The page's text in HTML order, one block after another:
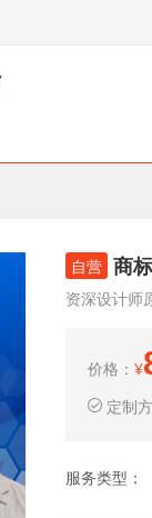
自营 商
资深设计师
价格： ¥
定制
服务类型：